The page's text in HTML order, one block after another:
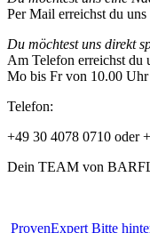
Per Mail erreichst du
Du möchtest uns direkt
Am Telefon erreichst du
Mo bis Fr von 10.00
Telefon:
+49 30 4078 0710 oder
Dein TEAM von
ProvenExpert Bitte